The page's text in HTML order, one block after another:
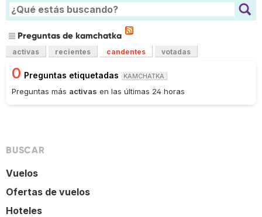
Preguntas de kamchatka
activas recientes candentes votadas
0 Preguntas etiquetadas KAMCHATKA
Preguntas más activas en las últimas 24 horas
BUSCAR
Vuelos
Ofertas de vuelos
Hoteles